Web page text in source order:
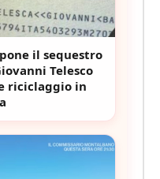
il sequestro
Telesco
riciclaggio in